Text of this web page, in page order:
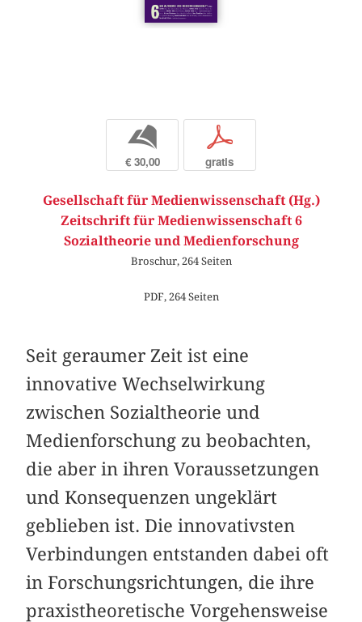
b
€ 30,00
p
gratis
Gesellschaft für Medienwissenschaft (Hg.)
Zeitschrift für Medienwissenschaft 6
Sozialtheorie und Medienforschung
Broschur, 264 Seiten
PDF, 264 Seiten
Seit geraumer Zeit ist eine
innovative Wechselwirkung
zwischen Sozialtheorie und
Medienforschung zu beobachten,
die aber in ihren Voraussetzungen
und Konsequenzen ungeklärt
geblieben ist. Die innovativsten
Verbindungen entstanden dabei oft
in Forschungsrichtungen, die ihre
praxistheoretische Vorgehensweise